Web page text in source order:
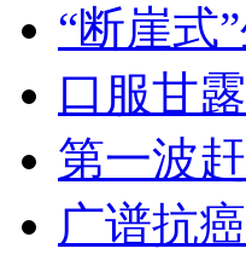
“断崖式
口服甘
第一波
广谱抗